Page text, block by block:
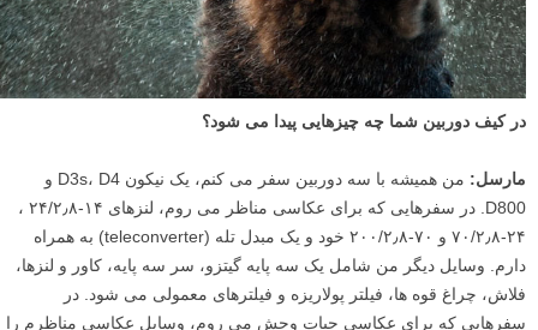
در کیف دوربین شما چه چیزهایی پیدا می شود؟
مارسل:
من همیشه با سه دوربین سفر می کنم، یک نیکون D3s، D4 و
D800. در سفرهایی که برای عکاسی مناظر می روم، لنزهای ۱۴-۲۴/۲٫۸ ،
۲۴-۷۰/۲٫۸ و ۷۰-۲۰۰/۲٫۸ خود و یک مبدل تله (teleconverter) به همراه
دارم. وسایل دیگر من شامل یک سه پایه گیتزو، سر سه پایه، کاور و لنزها،
فلاش، چراغ قوه ها، فیلتر پولاریزه و فیلترهای معمولی می شود. در
سفرهایی که برای عکاسی حیات وحش می روم، وسایل عکاسی مناظرم را